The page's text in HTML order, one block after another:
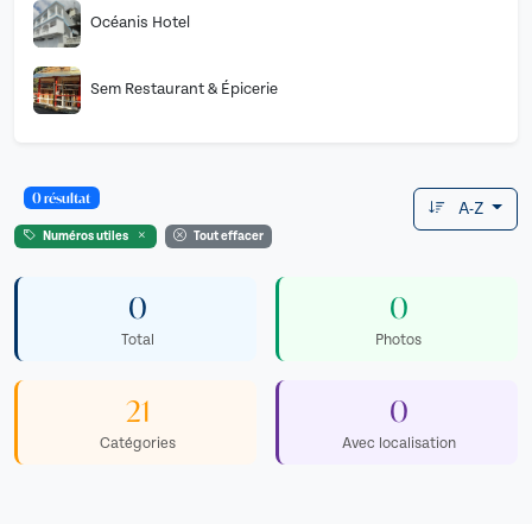
Océanis Hotel
Sem Restaurant & Épicerie
0 résultat
Numéros utiles Tout effacer
A-Z
0
Total
0
Photos
21
Catégories
0
Avec localisation